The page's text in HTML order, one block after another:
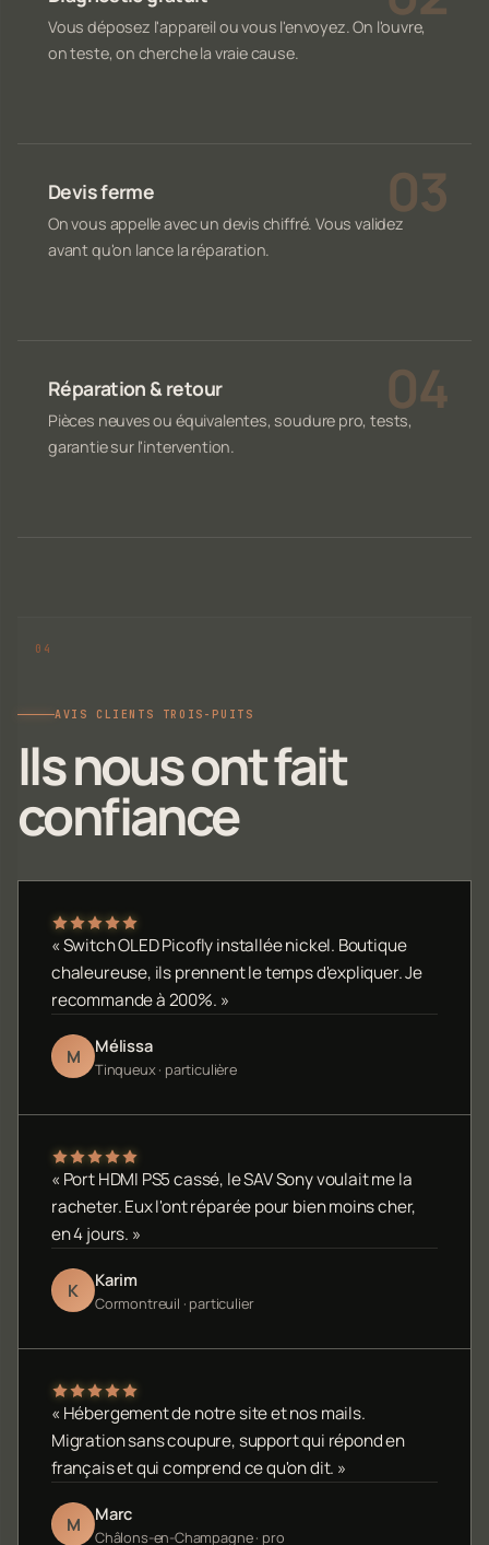
Vous déposez l'appareil ou vous l'envoyez. On l'ouvre,
on teste, on cherche la vraie cause.
Devis ferme
On vous appelle avec un devis chiffré. Vous validez
avant qu'on lance la réparation.
Réparation & retour
Pièces neuves ou équivalentes, soudure pro, tests,
garantie sur l'intervention.
AVIS CLIENTS TROIS-PUITS
Ils nous ont fait
confiance
« Switch OLED Picofly installée nickel. Boutique
chaleureuse, ils prennent le temps d'expliquer. Je
recommande à 200%. »
M Mélissa
Tinqueux · particulière
« Port HDMI PS5 cassé, le SAV Sony voulait me la
racheter. Eux l'ont réparée pour bien moins cher,
en 4 jours. »
K Karim
Cormontreuil · particulier
« Hébergement de notre site et nos mails.
Migration sans coupure, support qui répond en
français et qui comprend ce qu'on dit. »
M Marc
Châlons-en-Champagne · pro